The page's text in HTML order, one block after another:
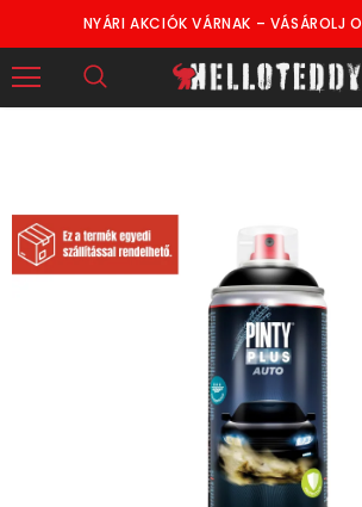
NYÁRI AKCIÓK VÁRNAK – VÁSÁROLJ